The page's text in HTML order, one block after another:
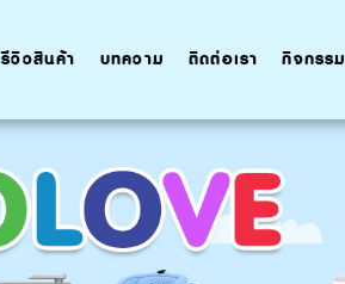
รีวิวสินค้า บทความ ติดต่อเรา กิจกรรม